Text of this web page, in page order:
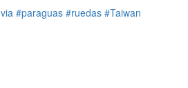
#paraguas #ruedas #Taiwan